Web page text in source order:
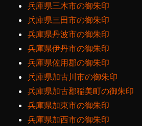
兵庫県三木市の御朱印
兵庫県三田市の御朱印
兵庫県丹波市の御朱印
兵庫県伊丹市の御朱印
兵庫県佐用郡の御朱印
兵庫県加古川市の御朱印
兵庫県加古郡稲美町の御朱印
兵庫県加東市の御朱印
兵庫県加西市の御朱印